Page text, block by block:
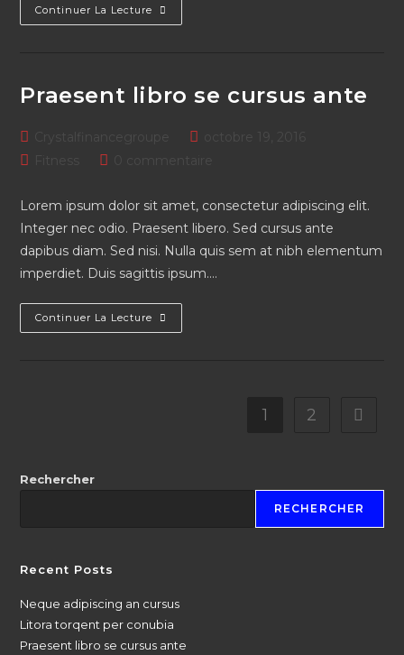
Continuer La Lecture
Praesent libro se cursus ante
Crystalfinancegroupe
octobre 19, 2016
Fitness
0 commentaire
Lorem ipsum dolor sit amet, consectetur adipiscing elit.
Integer nec odio. Praesent libero. Sed cursus ante
dapibus diam. Sed nisi. Nulla quis sem at nibh elementum
imperdiet. Duis sagittis ipsum.…
Continuer La Lecture
1 2
Rechercher
RECHERCHER
Recent Posts
Neque adipiscing an cursus
Litora torqent per conubia
Praesent libro se cursus ante